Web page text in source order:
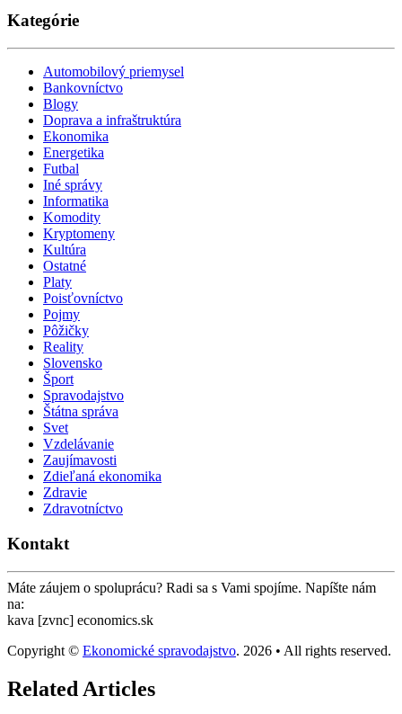
Kategórie
Automobilový priemysel
Bankovníctvo
Blogy
Doprava a infraštruktúra
Ekonomika
Energetika
Futbal
Iné správy
Informatika
Komodity
Kryptomeny
Kultúra
Ostatné
Platy
Poisťovníctvo
Pojmy
Pôžičky
Reality
Slovensko
Šport
Spravodajstvo
Štátna správa
Svet
Vzdelávanie
Zaujímavosti
Zdieľaná ekonomika
Zdravie
Zdravotníctvo
Kontakt
Máte záujem o spoluprácu? Radi sa s Vami spojíme. Napíšte nám
na:
kava [zvnc] economics.sk
Copyright © Ekonomické spravodajstvo. 2026 • All rights reserved.
Related Articles